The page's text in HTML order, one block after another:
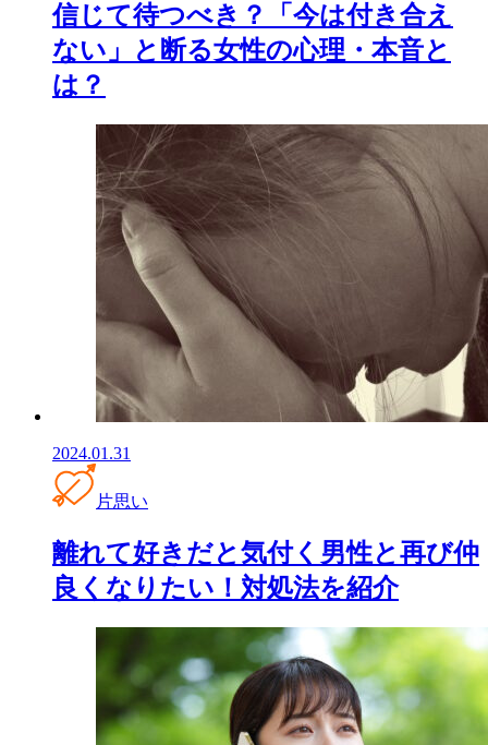
信じて待つべき？「今は付き合え
ない」と断る女性の心理・本音と
は？
2024.01.31
片思い
離れて好きだと気付く男性と再び仲
良くなりたい！対処法を紹介